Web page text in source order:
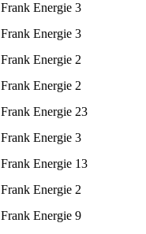
Frank Energie 3
Frank Energie 3
Frank Energie 2
Frank Energie 2
Frank Energie 23
Frank Energie 3
Frank Energie 13
Frank Energie 2
Frank Energie 9